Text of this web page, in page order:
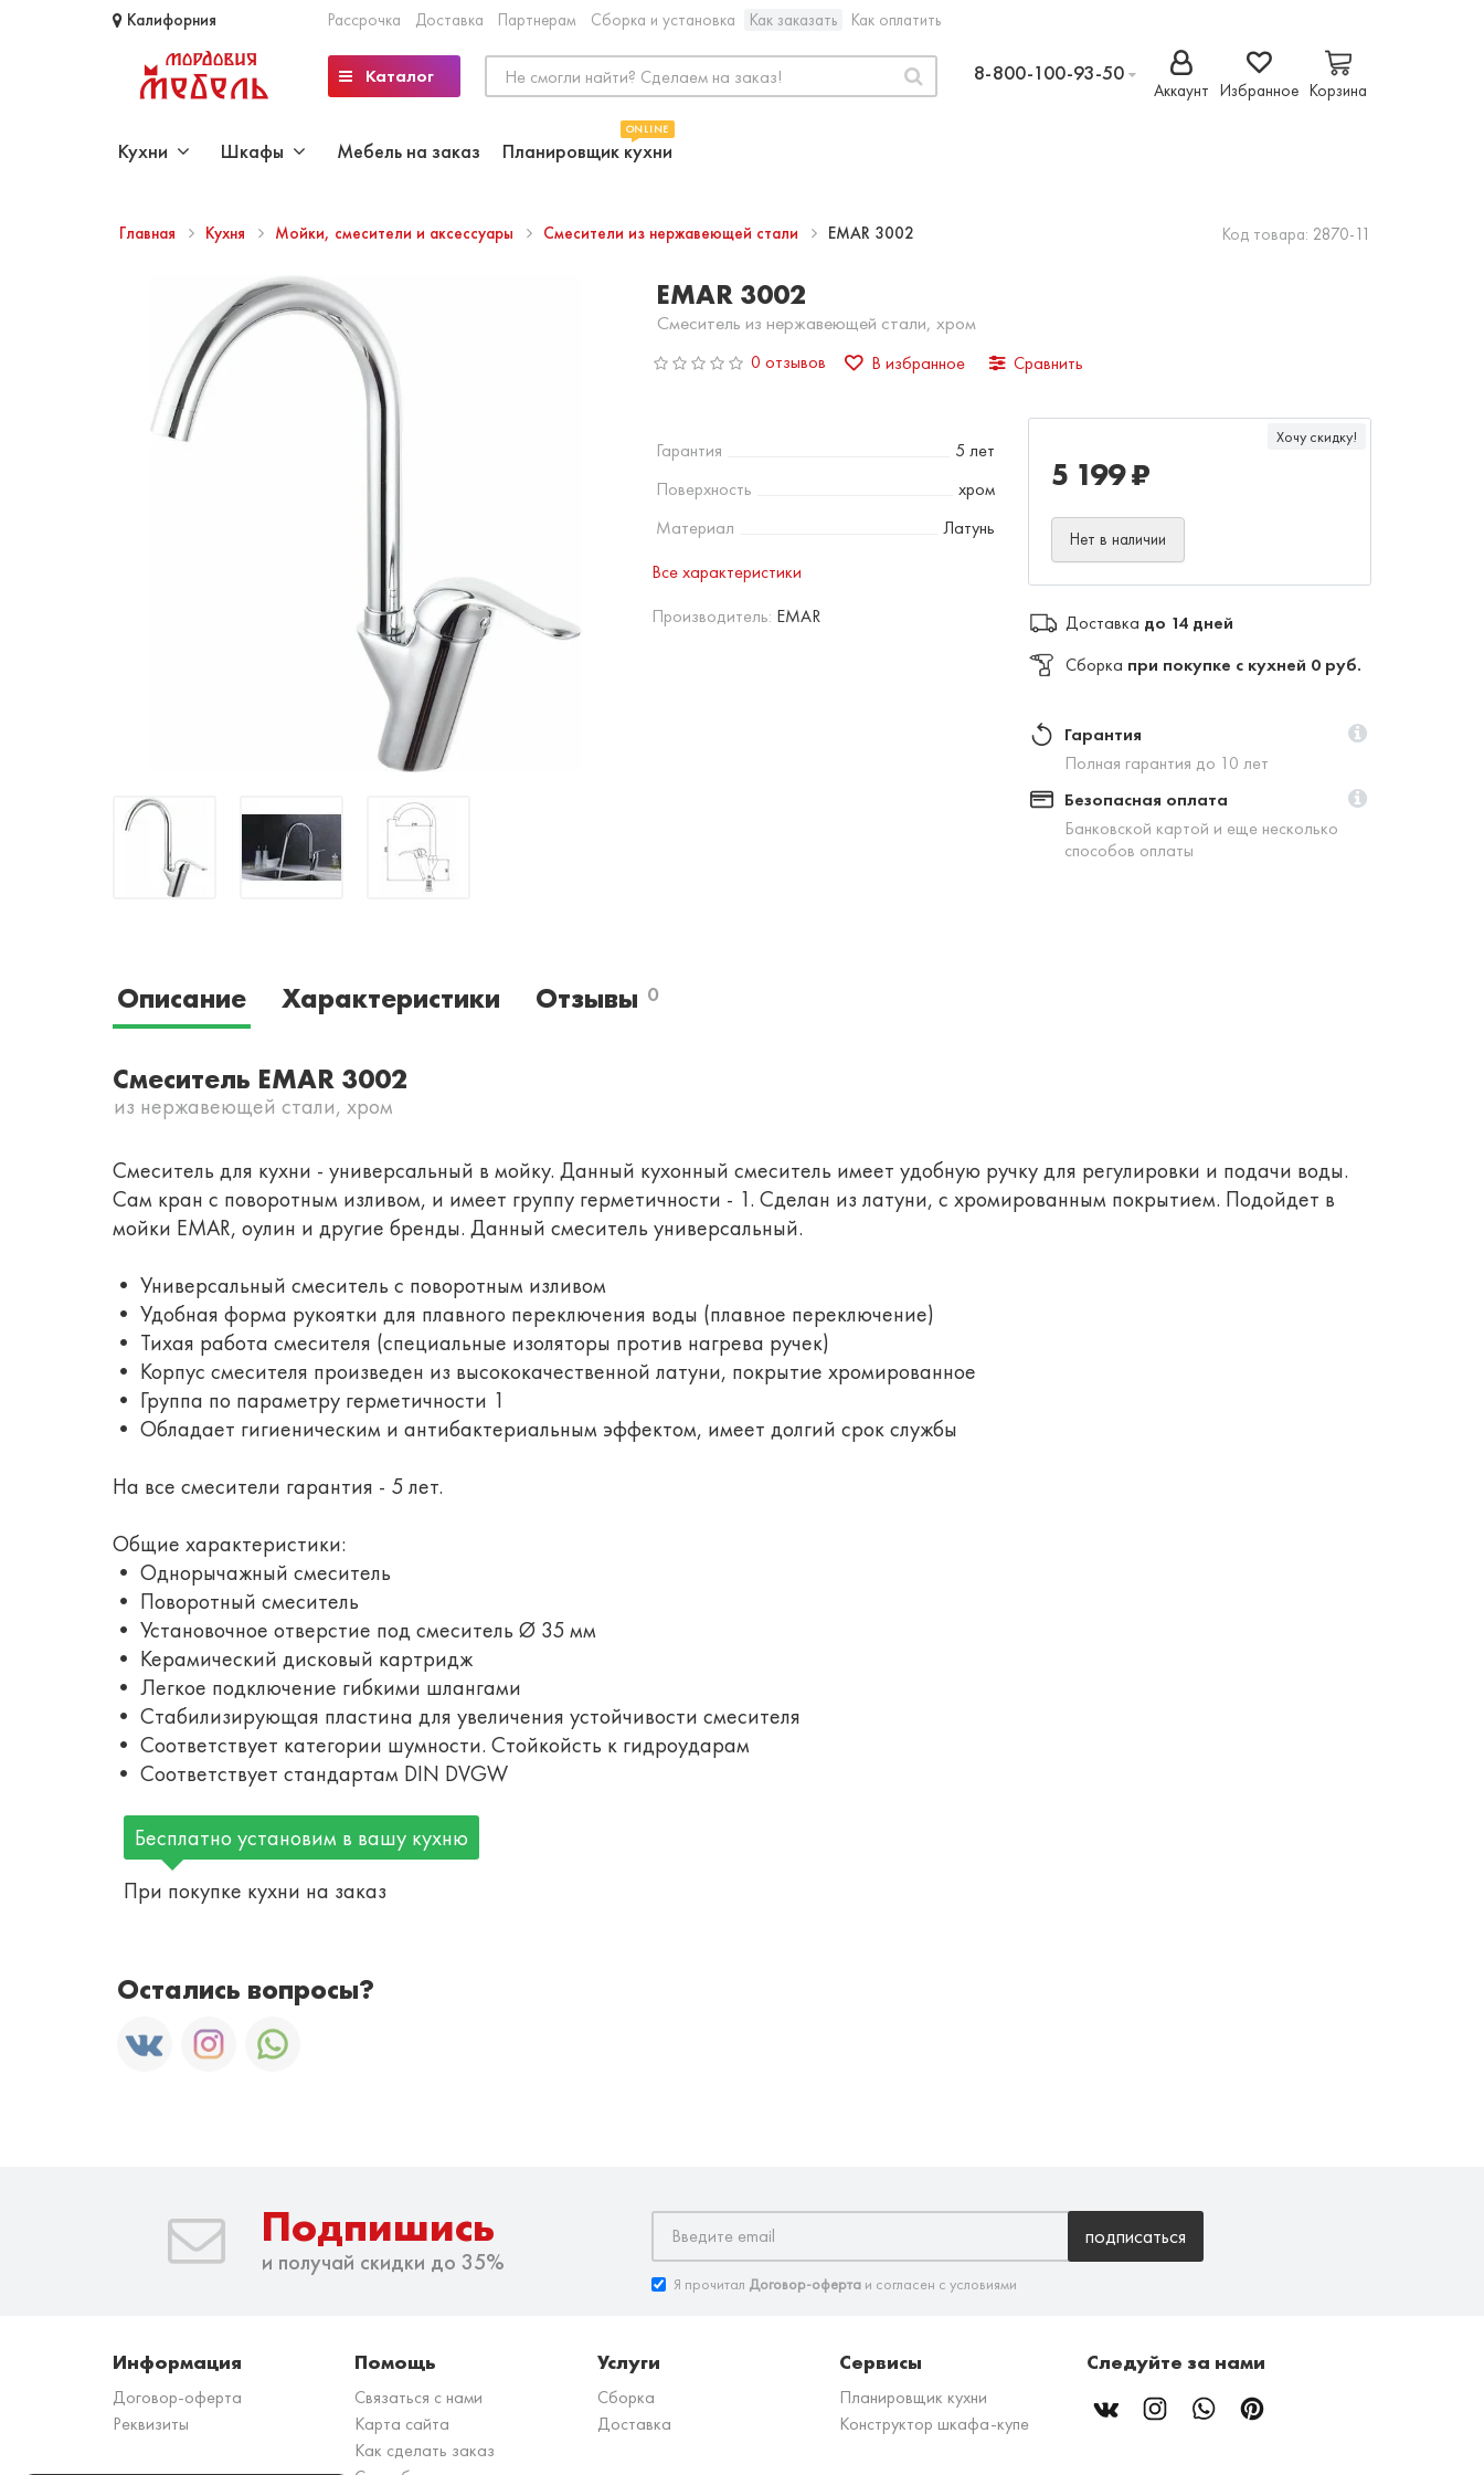
Калифорния Рассрочка Доставка Партнерам Сборка и установка Как заказать Как оплатить
Каталог 8-800-100-93-50
Аккаунт Избранное Корзина
Кухни Шкафы Мебель на заказ
ONLINE
Планировщик кухни
Главная Кухня Мойки, смесители и аксессуары Смесители из нержавеющей стали EMAR 3002 Код товара: 2870-11
EMAR 3002
Смеситель из нержавеющей стали, хром
0 отзывов В избранное Сравнить
Гарантия
5 лет
Поверхность
хром
Материал
Латунь
Все характеристики
Производитель: EMAR
Хочу скидку!
5 199 ₽
Нет в наличии
Доставка до 14 дней
Сборка при покупке с кухней 0 руб.
Гарантия
Полная гарантия до 10 лет
Безопасная оплата
Банковской картой и еще несколько
способов оплаты
Описание Характеристики Отзывы 0
Смеситель EMAR 3002
из нержавеющей стали, хром
Смеситель для кухни - универсальный в мойку. Данный кухонный смеситель имеет удобную ручку для регулировки и подачи воды.
Сам кран с поворотным изливом, и имеет группу герметичности - 1. Сделан из латуни, с хромированным покрытием. Подойдет в
мойки EMAR, оулин и другие бренды. Данный смеситель универсальный.
• Универсальный смеситель с поворотным изливом
• Удобная форма рукоятки для плавного переключения воды (плавное переключение)
• Тихая работа смесителя (специальные изоляторы против нагрева ручек)
• Корпус смесителя произведен из высококачественной латуни, покрытие хромированное
• Группа по параметру герметичности 1
• Обладает гигиеническим и антибактериальным эффектом, имеет долгий срок службы
На все смесители гарантия - 5 лет.
Общие характеристики:
• Однорычажный смеситель
• Поворотный смеситель
• Установочное отверстие под смеситель Ø 35 мм
• Керамический дисковый картридж
• Легкое подключение гибкими шлангами
• Стабилизирующая пластина для увеличения устойчивости смесителя
• Соответствует категории шумности. Стойкойсть к гидроударам
• Соответствует стандартам DIN DVGW
Бесплатно установим в вашу кухню
При покупке кухни на заказ
Остались вопросы?
Подпишись
и получай скидки до 35%
подписаться
Я прочитал Договор-офертаи согласен с условиями
Информация
Договор-оферта
Реквизиты
Помощь
Связаться с нами
Карта сайта
Как сделать заказ
Услуги
Сборка
Доставка
Сервисы
Планировщик кухни
Конструктор шкафа-купе
Следуйте за нами